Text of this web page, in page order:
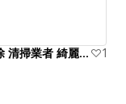
福岡市南区 浴室クリーニング 風呂掃除 清掃業者 綺麗出張
1